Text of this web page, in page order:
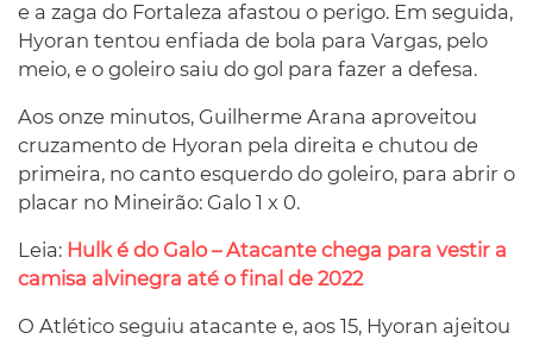
e a zaga do Fortaleza afastou o perigo. Em seguida,
Hyoran tentou enfiada de bola para Vargas, pelo
meio, e o goleiro saiu do gol para fazer a defesa.
Aos onze minutos, Guilherme Arana aproveitou
cruzamento de Hyoran pela direita e chutou de
primeira, no canto esquerdo do goleiro, para abrir o
placar no Mineirão: Galo 1 x 0.
Leia: Hulk é do Galo – Atacante chega para vestir a
camisa alvinegra até o final de 2022
O Atlético seguiu atacante e, aos 15, Hyoran ajeitou